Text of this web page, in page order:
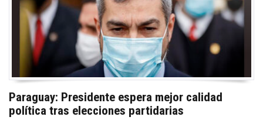
Paraguay: Presidente espera mejor calidad
política tras elecciones partidarias